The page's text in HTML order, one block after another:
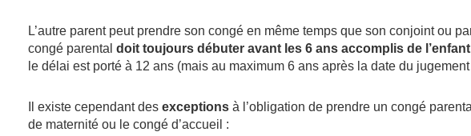
L’autre parent peut prendre son congé en même temps que son conjoint ou
congé parental doit toujours débuter avant les 6 ans accomplis de l’enfant
le délai est porté à 12 ans (mais au maximum 6 ans après la date du
Il existe cependant desexceptionsà l’obligation de prendre un congé
de maternité ou le congé d’accueil :